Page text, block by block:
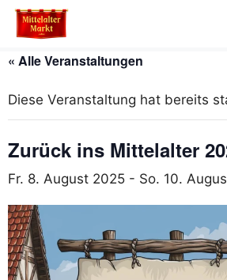
Zum
Inhalt
« Alle Veranstaltungen
Diese Veranstaltung hat bereits
Zurück ins Mittelalter
Fr. 8. August 2025 - So. 10.